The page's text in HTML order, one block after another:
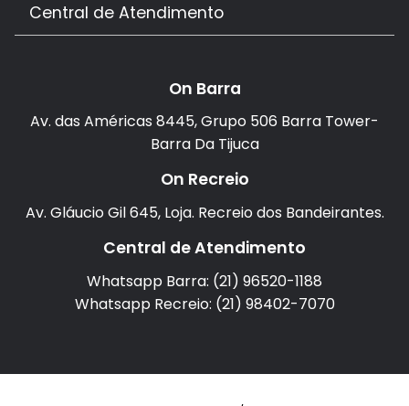
Central de Atendimento
On Barra
Av. das Américas 8445, Grupo 506 Barra Tower-
Barra Da Tijuca
On Recreio
Av. Gláucio Gil 645, Loja. Recreio dos Bandeirantes.
Central de Atendimento
Whatsapp Barra: (21) 96520-1188
Whatsapp Recreio: (21) 98402-7070